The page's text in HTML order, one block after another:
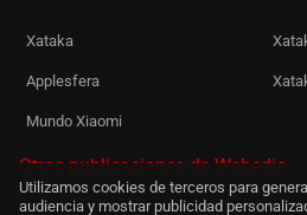
Xataka
Applesfera
Mundo Xiaomi
Otras publicaciones de Webedia
Utilizamos cookies de terceros para
audiencia y mostrar publicidad